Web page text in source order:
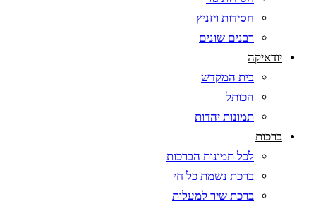
חסידות ויזניץ
רבנים שונים
יודאיקה
בית המקדש
הכותל
תמונות יהדות
ברכות
לכל תמונות הברכות
ברכת נשמת כל חי
ברכת שיר למעלות